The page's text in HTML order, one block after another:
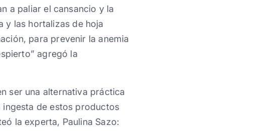
a paliar el cansancio y la
y las hortalizas de hoja
para prevenir la anemia
agregó la
ser una alternativa práctica
de estos productos
la experta, Paulina Sazo: